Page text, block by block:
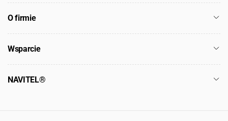
O firmie
Wsparcie
NAVITEL®